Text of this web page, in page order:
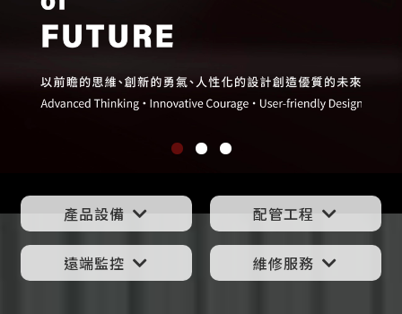
產品設備 配管⼯程
遠端監控 維修服務